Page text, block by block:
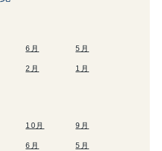
6月 5月
2月 1月
10月 9月
6月 5月